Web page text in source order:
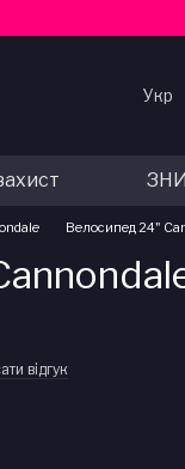
Укр
Велосипед 24"
відгук